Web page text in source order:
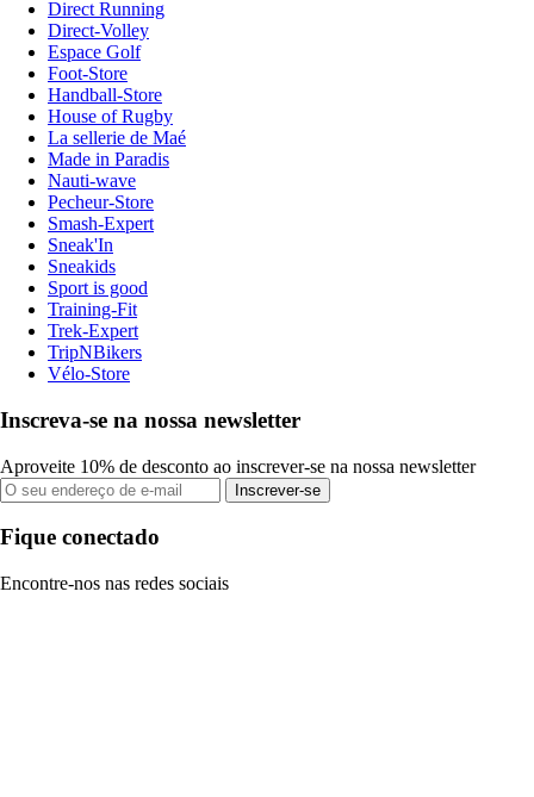
Direct Running
Direct-Volley
Espace Golf
Foot-Store
Handball-Store
House of Rugby
La sellerie de Maé
Made in Paradis
Nauti-wave
Pecheur-Store
Smash-Expert
Sneak'In
Sneakids
Sport is good
Training-Fit
Trek-Expert
TripNBikers
Vélo-Store
Inscreva-se na nossa newsletter
Aproveite 10% de desconto ao inscrever-se na nossa newsletter
Inscrever-se
Fique conectado
Encontre-nos nas redes sociais